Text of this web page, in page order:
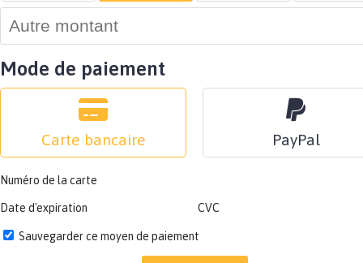
Mode de paiement
Carte bancaire PayPal
Numéro de la carte
Date d'expiration CVC
Sauvegarder ce moyen de paiement